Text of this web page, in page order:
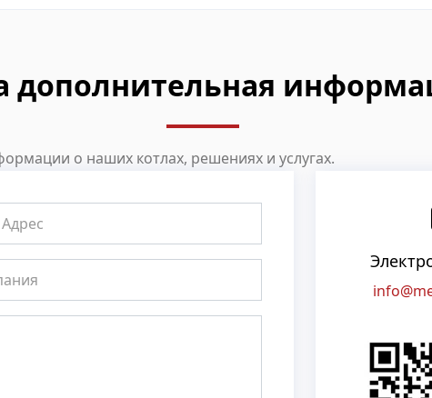
дополнительная
о наших котлах, решениях и услугах.